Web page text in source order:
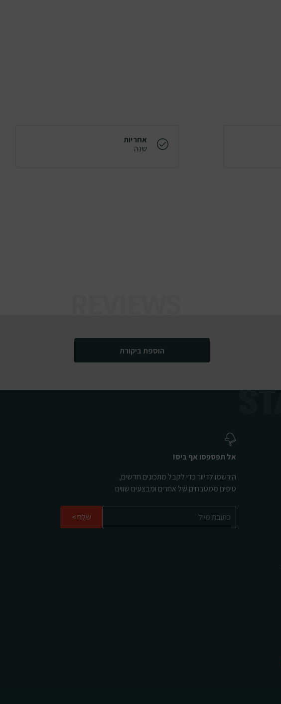
אחריות
שנה
הוספת ביקורת
אל תפספסו אף ביס!
הירשמו לדיוור כדי לקבל מתכונים חדשים,
טיפים ממטבחים של אחרים ומבצעים שווים
שלח